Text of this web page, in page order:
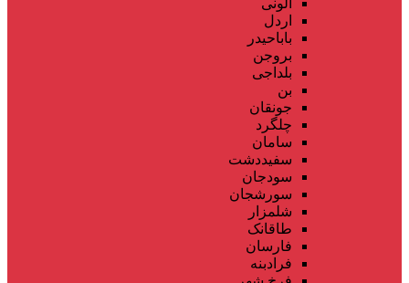
اردل
باباحیدر
بروجن
بلداجی
بن
جونقان
چلگرد
سامان
سفیددشت
سودجان
سورشجان
شلمزار
طاقانک
فارسان
فرادبنه